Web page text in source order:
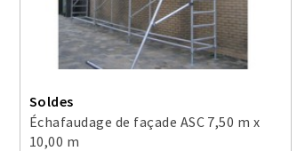
Soldes
Échafaudage de façade ASC 7,50 m x
10,00 m